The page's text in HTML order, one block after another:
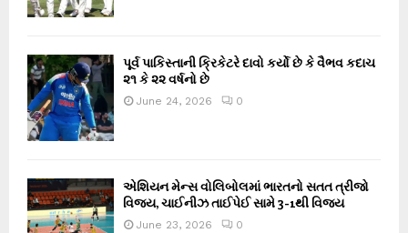
પૂર્વ પાકિસ્તાની ક્રિકેટરે દાવો કર્યો છે કે વૈભવ કદાચ
૨૧ કે ૨૨ વર્ષનો છે
June 24, 2026 0
એશિયન મેન્સ વોલિબોલમાં ભારતનો સતત ત્રીજો
વિજય, ચાઈનીઝ તાઈપેઈ સામે 3-1થી વિજય
June 23, 2026 0